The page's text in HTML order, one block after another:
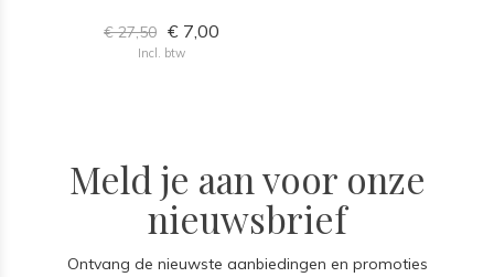
€ 27,50 € 7,00
Incl. btw
Meld je aan voor onze
nieuwsbrief
Ontvang de nieuwste aanbiedingen en promoties